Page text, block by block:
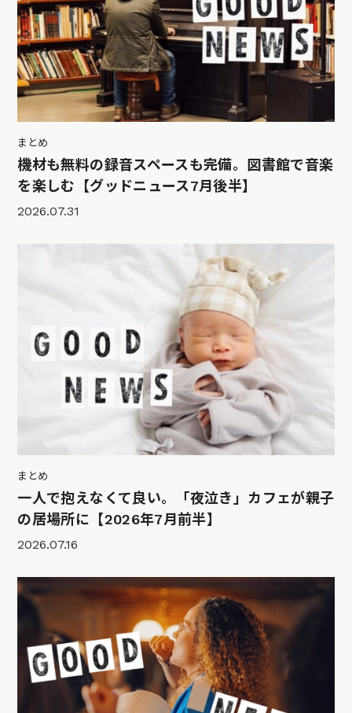
まとめ
機材も無料の録音スペースも完備。図書館で音楽
を楽しむ【グッドニュース7月後半】
2026.07.31
まとめ
一人で抱えなくて良い。「夜泣き」カフェが親子
の居場所に【2026年7月前半】
2026.07.16